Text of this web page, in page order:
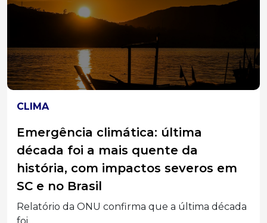
CLIMA
Emergência climática: última
década foi a mais quente da
história, com impactos severos em
SC e no Brasil
Relatório da ONU confirma que a última década